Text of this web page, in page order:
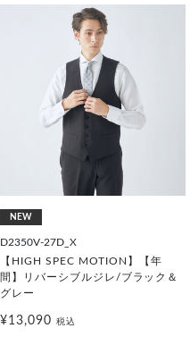
NEW
D2350V-27D_X
【HIGH SPEC MOTION】【年
間】リバーシブルジレ/ブラック＆
グレー
¥13,090 税込